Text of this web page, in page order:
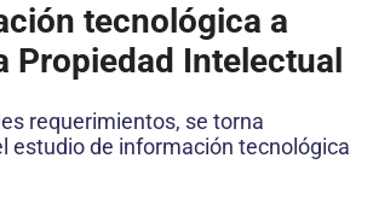
tecnológica a
Propiedad Intelectual
requerimientos, se torna
estudio de información tecnológica